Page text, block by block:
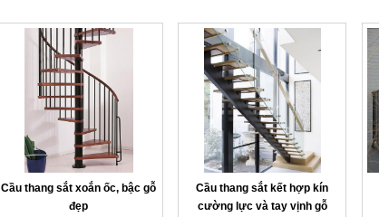
Cầu thang sắt xoắn ốc, bậc gỗ
đẹp
Cầu thang sắt kết hợp kín
cường lực và tay vịnh gỗ